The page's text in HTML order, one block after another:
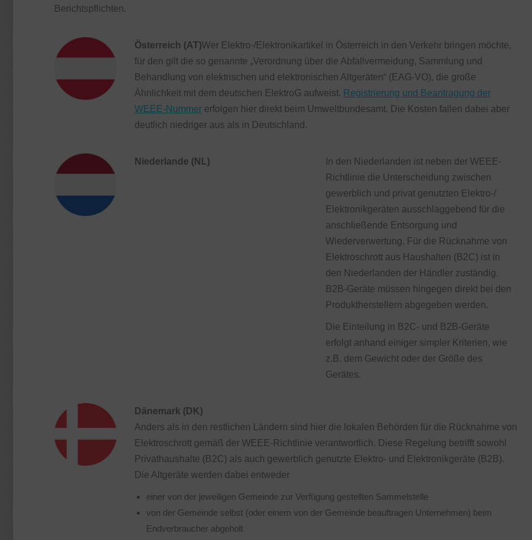
Berichtspflichten.
Österreich (AT)Wer Elektro-/Elektronikartikel in Österreich in den Verkehr bringen möchte,
für den gilt die so genannte „Verordnung über die Abfallvermeidung, Sammlung und
Behandlung von elektrischen und elektronischen Altgeräten“ (EAG-VO), die große
Ähnlichkeit mit dem deutschen ElektroG aufweist. Registrierung und Beantragung der
WEEE-Nummererfolgen hier direkt beim Umweltbundesamt. Die Kosten fallen dabei aber
deutlich niedriger aus als in Deutschland.
Niederlande (NL)
In den Niederlanden ist neben der WEEE-
Richtlinie die Unterscheidung zwischen
gewerblich und privat genutzten Elektro-/
Elektronikgeräten ausschlaggebend für die
anschließende Entsorgung und
Wiederverwertung. Für die Rücknahme von
Elektroschrott aus Haushalten (B2C) ist in
den Niederlanden der Händler zuständig.
B2B-Geräte müssen hingegen direkt bei den
Produktherstellern abgegeben werden.
Die Einteilung in B2C- und B2B-Geräte
erfolgt anhand einiger simpler Kriterien, wie
z.B. dem Gewicht oder der Größe des
Gerätes.
Dänemark (DK)
Anders als in den restlichen Ländern sind hier die lokalen Behörden für die Rücknahme von
Elektroschrott gemäß der WEEE-Richtlinie verantwortlich. Diese Regelung betrifft sowohl
Privathaushalte (B2C) als auch gewerblich genutzte Elektro- und Elektronikgeräte (B2B).
Die Altgeräte werden dabei entweder
einer von der jeweiligen Gemeinde zur Verfügung gestellten Sammelstelle
von der Gemeinde selbst (oder einem von der Gemeinde beauftragen Unternehmen) beim
Endverbraucher abgeholt